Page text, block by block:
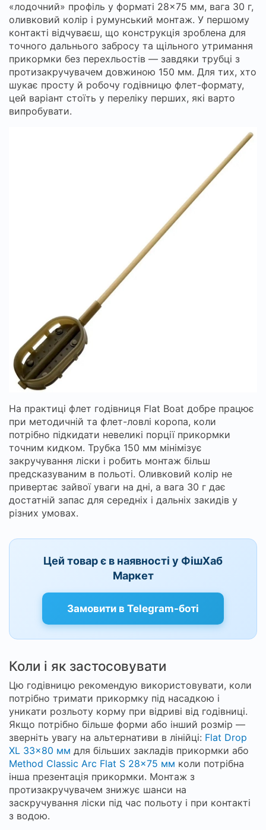
«лодочний» профіль у форматі 28×75 мм, вага 30 г,
оливковий колір і румунський монтаж. У першому
контакті відчуваєш, що конструкція зроблена для
точного дальнього забросу та щільного утримання
прикормки без перехльостів — завдяки трубці з
протизакручувачем довжиною 150 мм. Для тих, хто
шукає просту й робочу годівницю флет-формату,
цей варіант стоїть у переліку перших, які варто
випробувати.
На практиці флет годівниця Flat Boat добре працює
при методичній та флет-ловлі коропа, коли
потрібно підкидати невеликі порції прикормки
точним кидком. Трубка 150 мм мінімізує
закручування ліски і робить монтаж більш
предсказуваним в польоті. Оливковий колір не
привертає зайвої уваги на дні, а вага 30 г дає
достатній запас для середніх і дальніх закидів у
різних умовах.
Цей товар є в наявності у ФішХаб
Маркет
Замовити в Telegram-боті
Коли і як застосовувати
Цю годівницю рекомендую використовувати, коли
потрібно тримати прикормку під насадкою і
уникати розльоту корму при відриві від годівниці.
Якщо потрібно більше форми або інший розмір —
зверніть увагу на альтернативи в лінійці: Flat Drop
XL 33×80 мм для більших закладів прикормки або
Method Classic Arc Flat S 28×75 мм коли потрібна
інша презентація прикормки. Монтаж з
протизакручувачем знижує шанси на
заскручування ліски під час польоту і при контакті
з водою.